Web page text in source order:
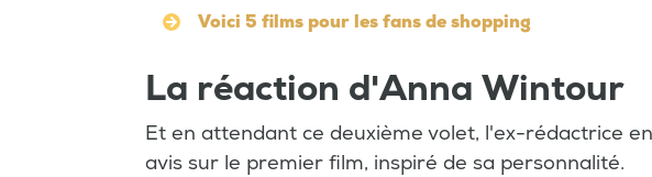
Voici 5 films pour les fans de shopping
La réaction d'Anna Wintour
Et en attendant ce deuxième volet, l'ex-rédactrice
avis sur le premier film, inspiré de sa personnalité.